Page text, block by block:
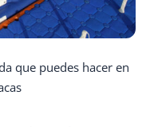
que puedes hacer en